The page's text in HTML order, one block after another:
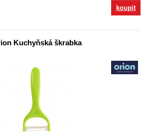
koupit
Kuchyňská škrabka